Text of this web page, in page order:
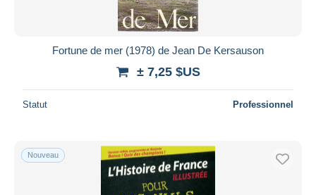
Fortune de mer (1978) de Jean De Kersauson
± 7,25 $US
Statut Professionnel
Nouveau